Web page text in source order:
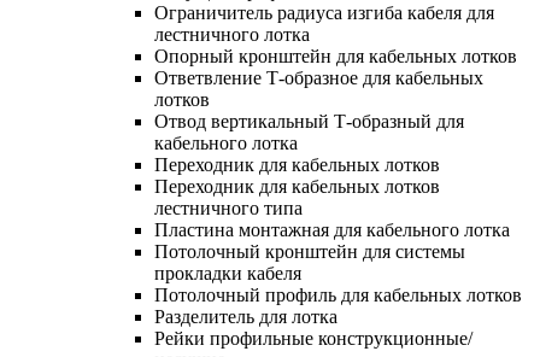
Ограничитель радиуса изгиба кабеля для
лестничного лотка
Опорный кронштейн для кабельных лотков
Ответвление Т-образное для кабельных
лотков
Отвод вертикальный Т-образный для
кабельного лотка
Переходник для кабельных лотков
Переходник для кабельных лотков
лестничного типа
Пластина монтажная для кабельного лотка
Потолочный кронштейн для системы
прокладки кабеля
Потолочный профиль для кабельных лотков
Разделитель для лотка
Рейки профильные конструкционные/